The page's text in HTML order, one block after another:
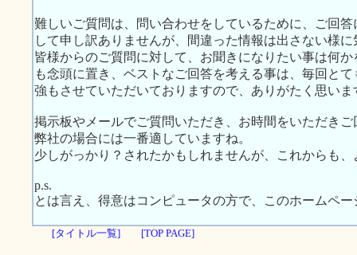
難しいご質問は、問い合わせをしているために、ご回
して申し訳ありませんが、間違った情報は出さない様
皆様からのご質問に対して、お聞きになりたい事は何
も念頭に置き、ベストなご回答を考える事は、毎回と
強もさせていただいておりますので、ありがたく思いま
掲示板やメールでご質問いただき、お時間をいただき
弊社の場合には一番適していますね。
少しがっかり？されたかもしれませんが、これからも
p.s.
とは言え、得意はコンピュータの方で、このホームペ
[タイトル一覧] [TOP PAGE]